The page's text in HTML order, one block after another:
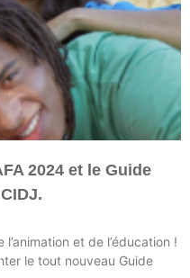
2024 et le Guide
et de l’éducation !
le tout nouveau Guide